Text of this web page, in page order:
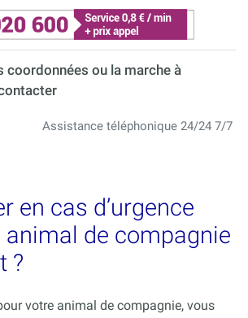
coordonnées ou la marche à
Assistance téléphonique 24/24 7/7
en cas d’urgence
animal de compagnie
?
votre animal de compagnie, vous